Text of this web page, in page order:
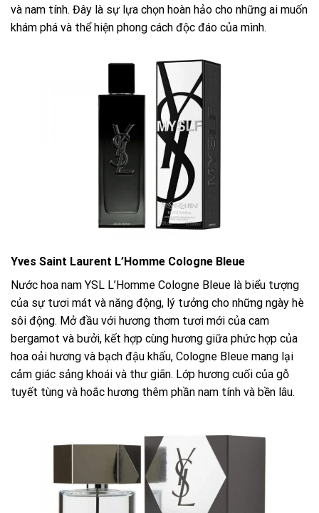
và nam tính. Đây là sự lựa chọn hoàn hảo cho những ai muốn
khám phá và thể hiện phong cách độc đáo của mình.
Yves Saint Laurent L’Homme Cologne Bleue
Nước hoa nam YSL L’Homme Cologne Bleue là biểu tượng
của sự tươi mát và năng động, lý tưởng cho những ngày hè
sôi động. Mở đầu với hương thơm tươi mới của cam
bergamot và bưởi, kết hợp cùng hương giữa phức hợp của
hoa oải hương và bạch đậu khấu, Cologne Bleue mang lại
cảm giác sảng khoái và thư giãn. Lớp hương cuối của gỗ
tuyết tùng và hoắc hương thêm phần nam tính và bền lâu.